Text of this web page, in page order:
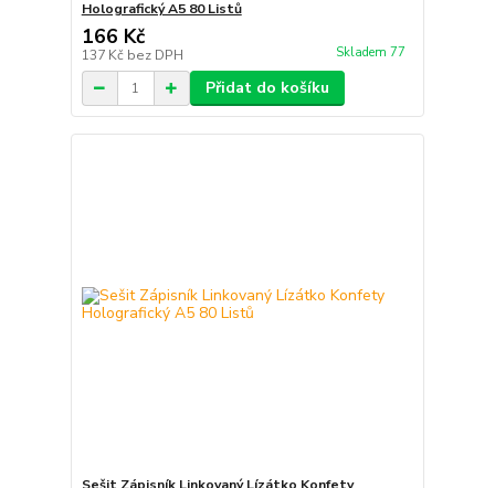
Holografický A5 80 Listů
166 Kč
137 Kč bez DPH Skladem 77
Přidat do košíku
Sešit Zápisník Linkovaný Lízátko Konfety